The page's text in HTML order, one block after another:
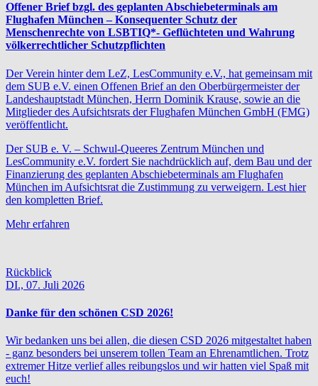
Offener Brief bzgl. des geplanten Abschiebeterminals am
Flughafen München – Konsequenter Schutz der
Menschenrechte von LSBTIQ*- Geflüchteten und Wahrung
völkerrechtlicher Schutzpflichten
Der Verein hinter dem LeZ, LesCommunity e.V., hat gemeinsam mit
dem SUB e.V. einen Offenen Brief an den Oberbürgermeister der
Landeshauptstadt München, Herrn Dominik Krause, sowie an die
Mitglieder des Aufsichtsrats der Flughafen München GmbH (FMG)
veröffentlicht.
Der SUB e. V. – Schwul-Queeres Zentrum München und
LesCommunity e.V. fordert Sie nachdrücklich auf, dem Bau und der
Finanzierung des geplanten Abschiebeterminals am Flughafen
München im Aufsichtsrat die Zustimmung zu verweigern. Lest hier
den kompletten Brief.
Mehr erfahren
Rückblick
DI., 07. Juli 2026
Danke für den schönen CSD 2026!
Wir bedanken uns bei allen, die diesen CSD 2026 mitgestaltet haben
- ganz besonders bei unserem tollen Team an Ehrenamtlichen. Trotz
extremer Hitze verlief alles reibungslos und wir hatten viel Spaß mit
euch!